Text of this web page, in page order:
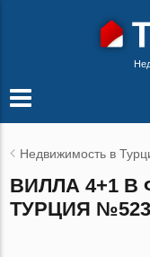
Недвижимость в
ВИЛЛА 4+1 В
ТУРЦИЯ